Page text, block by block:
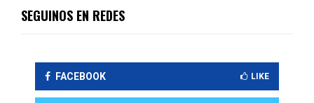
SEGUINOS EN REDES
FACEBOOK LIKE